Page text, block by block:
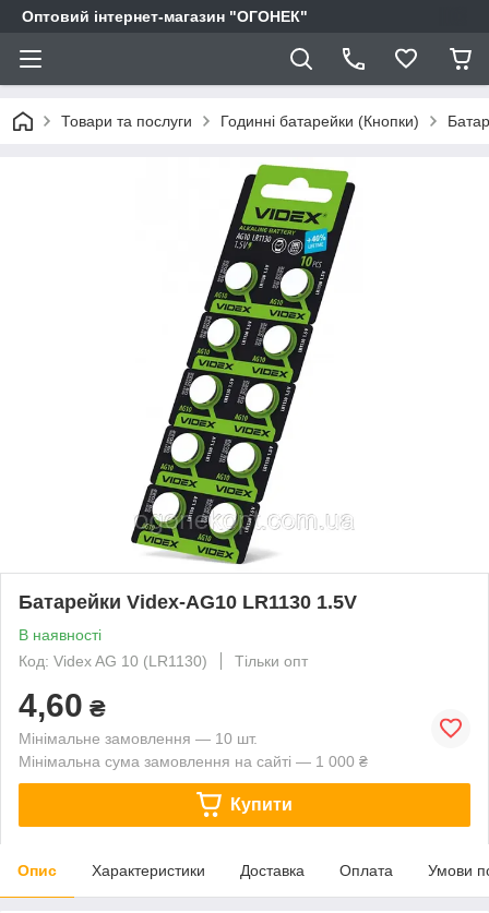
Оптовий інтернет-магазин "ОГОНЕК"
Товари та послуги Годинні батарейки (Кнопки)
Батарейки Videx-AG10 LR1130 1.5V
В наявності
Код: Videx AG 10 (LR1130)
Тільки опт
4,60 ₴
Мінімальне замовлення — 10 шт.
Мінімальна сума замовлення на сайті — 1 000 ₴
Купити
Опис Характеристики Доставка Оплата Умови